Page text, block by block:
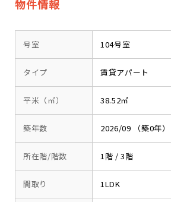
物件情報
号室 104号室
タイプ 賃貸アパート
平米（㎡） 38.52㎡
築年数 2026/09 （築0年）
所在階/階数 1階 / 3階
間取り 1LDK